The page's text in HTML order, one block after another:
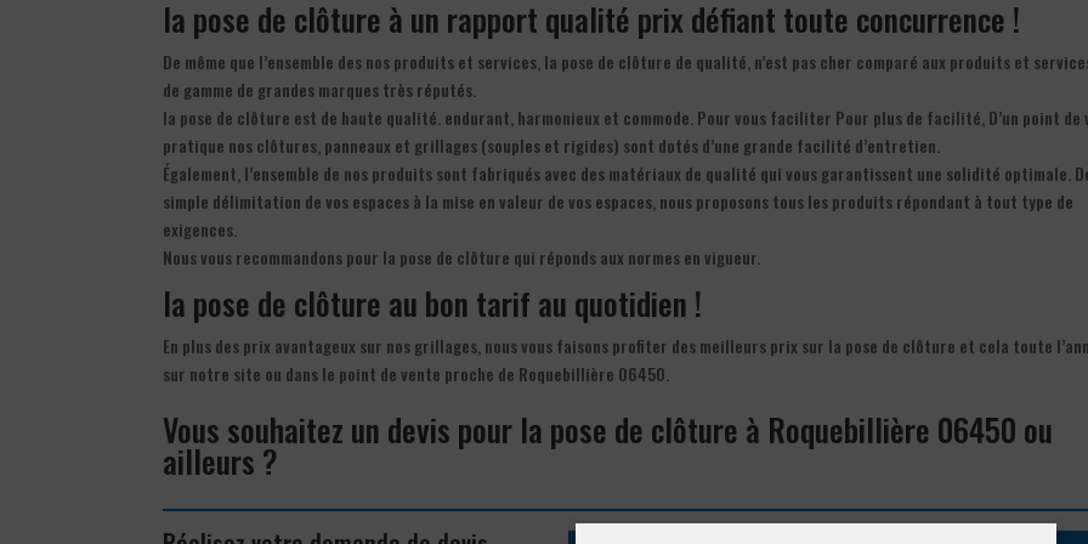
la pose de clôture à un rapport qualité prix défiant toute concurrence !
De même que l’ensemble des nos produits et services, la pose de clôture de qualité, n’est pas cher comparé aux produits et
de gamme de grandes marques très réputés.
la pose de clôture est de haute qualité. endurant, harmonieux et commode. Pour vous faciliter Pour plus de facilité, D’un point de
pratique nos clôtures, panneaux et grillages (souples et rigides) sont dotés d’une grande facilité d’entretien.
Également, l’ensemble de nos produits sont fabriqués avec des matériaux de qualité qui vous garantissent une solidité optimale.
simple délimitation de vos espaces à la mise en valeur de vos espaces, nous proposons tous les produits répondant à tout type de
exigences.
Nous vous recommandons pour la pose de clôture qui réponds aux normes en vigueur.
la pose de clôture au bon tarif au quotidien !
En plus des prix avantageux sur nos grillages, nous vous faisons profiter des meilleurs prix sur la pose de clôture et cela toute
sur notre site ou dans le point de vente proche de Roquebillière 06450.
Vous souhaitez un devis pour la pose de clôture à Roquebillière 06450 ou
ailleurs ?